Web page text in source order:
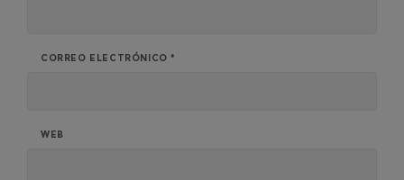
CORREO ELECTRÓNICO *
WEB